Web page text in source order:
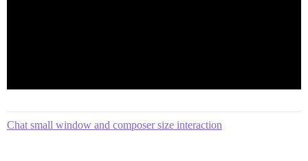
Chat small window and composer size interaction